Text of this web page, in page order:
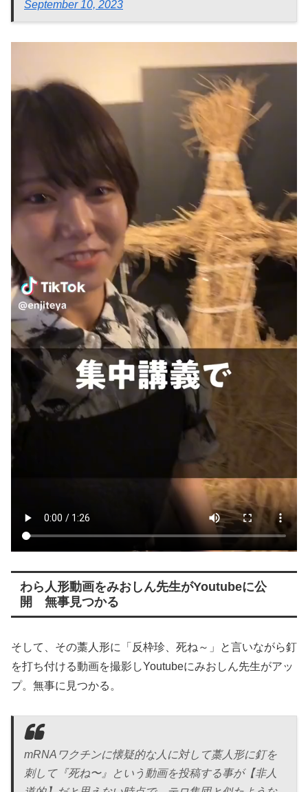
September 10, 2023
わら人形動画をみおしん先生がYoutubeに公
開 無事見つかる
そして、その藁人形に「反枠珍、死ね～」と言いながら釘
を打ち付ける動画を撮影しYoutubeにみおしん先生がアッ
プ。無事に見つかる。
mRNAワクチンに懐疑的な人に対して藁人形に釘を
刺して『死ね〜』という動画を投稿する事が【非人